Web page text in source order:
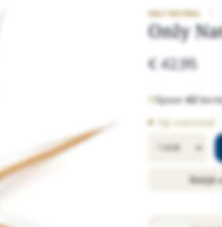
Only
€ 42,95
Spaar42
Op voorraad
Bekijk